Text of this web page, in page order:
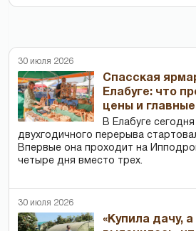
30 июля 2026
Спасская
Елабуге: что
цены и
В Елабуге
двухгодичного перерыва
Впервые она проходит на
четыре дня вместо трех.
30 июля 2026
«Купила дачу,